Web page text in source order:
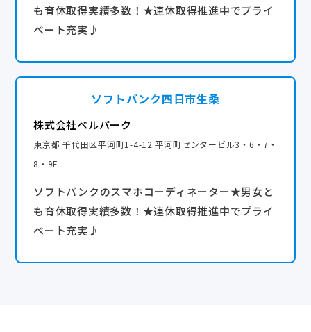
も育休取得実績多数！★連休取得推進中でプライ
ベート充実♪
ソフトバンク四日市生桑
株式会社ベルパーク
東京都 千代田区平河町1-4-12 平河町センタービル3・6・7・
8・9F
ソフトバンクのスマホコーディネーター★男女と
も育休取得実績多数！★連休取得推進中でプライ
ベート充実♪